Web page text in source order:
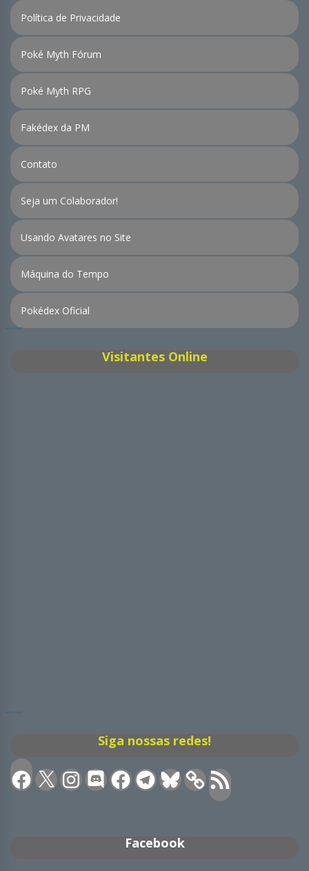
Política de Privacidade
Poké Myth Fórum
Poké Myth RPG
Fakédex da PM
Contato
Seja um Colaborador!
Usando Avatares no Site
Máquina do Tempo
Pokédex Oficial
Visitantes Online
Siga nossas redes!
Facebook
X Instagram
DiscordFacebookTelegramBluesky Feed
RSS
Facebook